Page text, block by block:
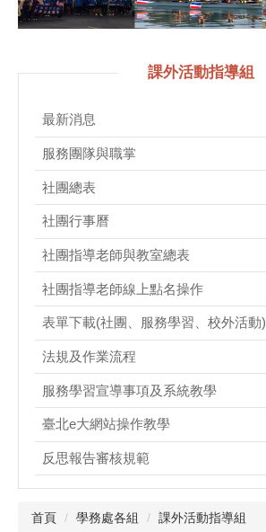
課外活動指導組
最新消息
服務團隊與職掌
社團總表
社團行事曆
社團指導老師與教室總表
社團指導老師線上點名操作
表單下載(社團、服務學習、校外活動)
法規及作業流程
服務學習宣導事項及系統教學
臺北e大網站操作教學
反思報告審核規範
首頁 學務處各組 課外活動指導組